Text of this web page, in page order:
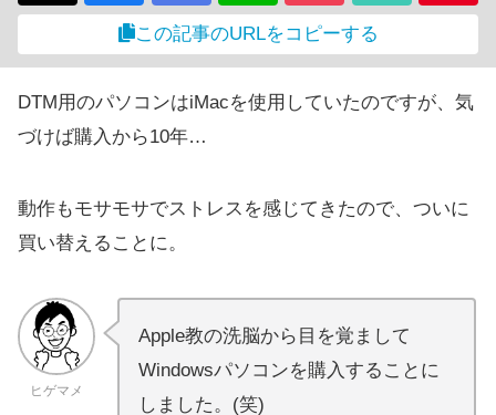
この記事のURLをコピーする
DTM用のパソコンはiMacを使用していたのですが、気
づけば購入から10年…
動作もモサモサでストレスを感じてきたので、ついに
買い替えることに。
ヒゲマメ
Apple教の洗脳から目を覚まして
Windowsパソコンを購入することに
しました。(笑)